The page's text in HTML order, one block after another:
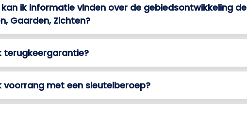
ik informatie vinden over de gebiedsontwikkeling de
Gaarden, Zichten?
terugkeergarantie?
voorrang met een sleutelberoep?